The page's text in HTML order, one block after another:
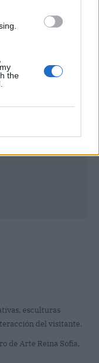
the
esculturas
del visitante.
de Arte Reina Sofía,